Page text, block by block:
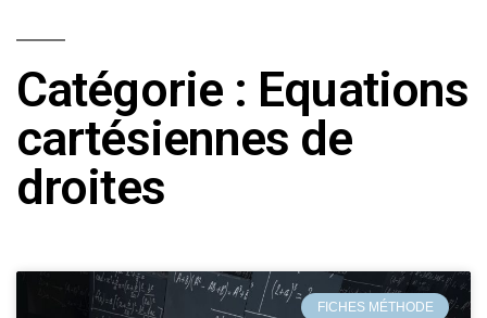
Catégorie : Equations
cartésiennes de
droites
FICHES MÉTHODE